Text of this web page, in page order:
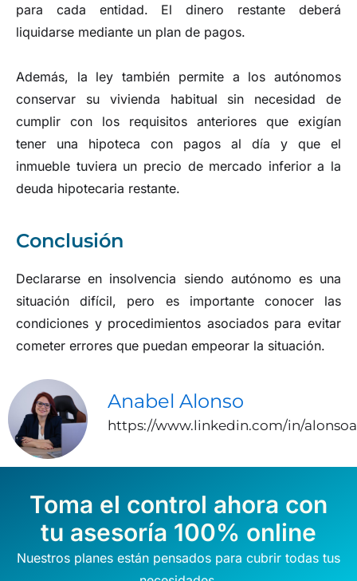
para cada entidad. El dinero restante deberá
liquidarse mediante un plan de pagos.
Además, la ley también permite a los autónomos
conservar su vivienda habitual sin necesidad de
cumplir con los requisitos anteriores que exigían
tener una hipoteca con pagos al día y que el
inmueble tuviera un precio de mercado inferior a la
deuda hipotecaria restante.
Conclusión
Declararse en insolvencia siendo autónomo es una
situación difícil, pero es importante conocer las
condiciones y procedimientos asociados para evitar
cometer errores que puedan empeorar la situación.
Anabel Alonso
https://www.linkedin.com/in/
Toma el control ahora con
tu asesoría 100% online
Nuestros planes están pensados para cubrir todas tus